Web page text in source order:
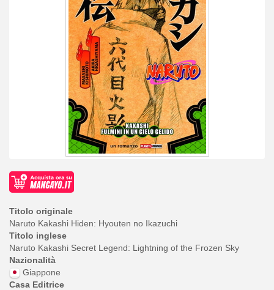
Titolo originale
Naruto Kakashi Hiden: Hyouten no Ikazuchi
Titolo inglese
Naruto Kakashi Secret Legend: Lightning of the Frozen Sky
Nazionalità
Giappone
Casa Editrice